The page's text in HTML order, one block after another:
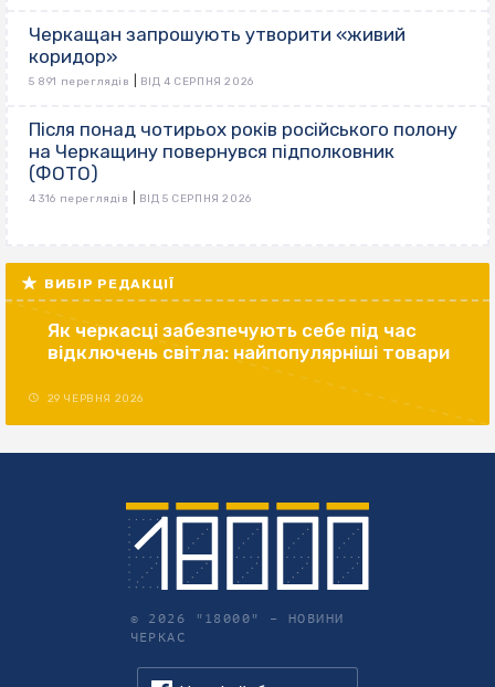
Черкащан запрошують утворити «живий
коридор»
5 891 переглядів ВІД 4 СЕРПНЯ 2026
Після понад чотирьох років російського полону
на Черкащину повернувся підполковник
(ФОТО)
4 316 переглядів ВІД 5 СЕРПНЯ 2026
ВИБІР РЕДАКЦІЇ
Як черкасці забезпечують себе під час
відключень світла: найпопулярніші товари
29 ЧЕРВНЯ 2026
© 2026 "18000" – НОВИНИ
ЧЕРКАС